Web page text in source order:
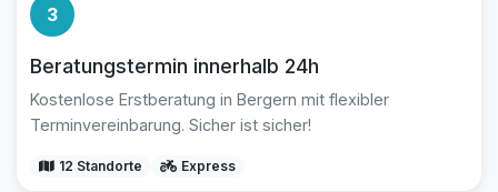
3
Beratungstermin innerhalb 24h
Kostenlose Erstberatung in Bergern mit flexibler
Terminvereinbarung. Sicher ist sicher!
12 Standorte Express